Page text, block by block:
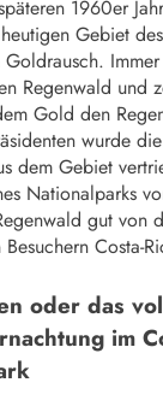
1960er
Gebiet
Regenwald und
Gold den
wurde
dem Gebiet
Nationalparks
gut von
Costa-
oder das
im